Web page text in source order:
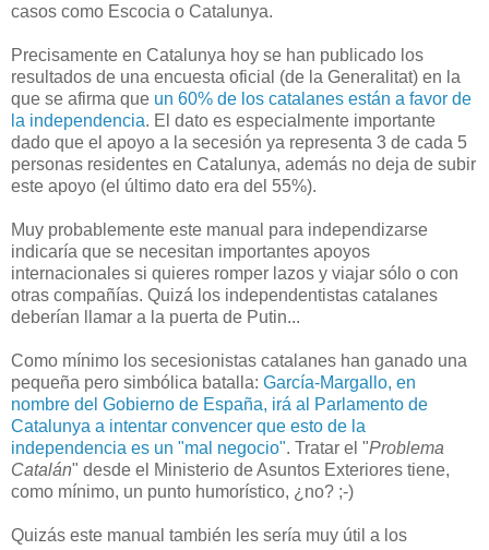
casos como Escocia o Catalunya.
Precisamente en Catalunya hoy se han publicado los
resultados de una encuesta oficial (de la Generalitat) en la
que se afirma que un 60% de los catalanes están a favor de
la independencia. El dato es especialmente importante
dado que el apoyo a la secesión ya representa 3 de cada 5
personas residentes en Catalunya, además no deja de subir
este apoyo (el último dato era del 55%).
Muy probablemente este manual para independizarse
indicaría que se necesitan importantes apoyos
internacionales si quieres romper lazos y viajar sólo o con
otras compañías. Quizá los independentistas catalanes
deberían llamar a la puerta de Putin...
Como mínimo los secesionistas catalanes han ganado una
pequeña pero simbólica batalla: García-Margallo, en
nombre del Gobierno de España, irá al Parlamento de
Catalunya a intentar convencer que esto de la
independencia es un "mal negocio". Tratar el "Problema
Catalán" desde el Ministerio de Asuntos Exteriores tiene,
como mínimo, un punto humorístico, ¿no? ;-)
Quizás este manual también les sería muy útil a los